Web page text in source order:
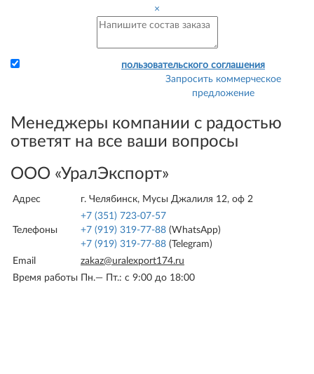
×
пользовательского соглашения
сразу сможем выставить
Вам счет.
Запросить коммерческое
предложение
Менеджеры компании с радостью
ответят на все ваши вопросы
ООО «УралЭкспорт»
Адрес г. Челябинск, Мусы Джалиля 12, оф 2
Телефоны
+7 (351) 723-07-57
+7 (919) 319-77-88 (WhatsApp)
+7 (919) 319-77-88 (Telegram)
Email
zakaz@uralexport174.ru
Время работы
Пн.— Пт.: c 9:00 до 18:00